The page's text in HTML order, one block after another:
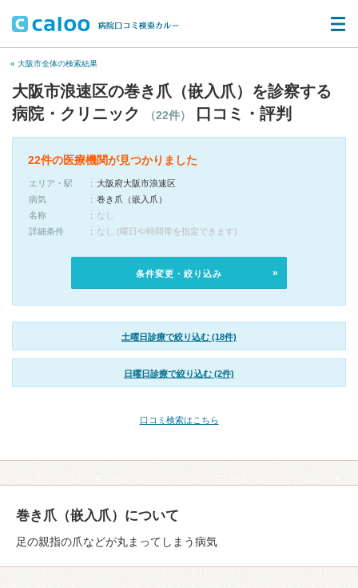
« 大阪市全体の検索結果
大阪市浪速区の巻き爪（嵌入爪）を診察する
病院・クリニック
（22件） 口コミ・評判
22件の医療機関が見つかりました
エリア・駅
大阪府大阪市浪速区
病気
巻き爪（嵌入爪）
名称
なし
詳細条件
なし (曜日や時間帯を指定できます)
条件変更・絞り込み
土曜日診療で絞り込む (18件)
日曜日診療で絞り込む (2件)
口コミ検索はこちら
巻き爪（嵌入爪）について
足の親指の爪などが丸まってしまう病気